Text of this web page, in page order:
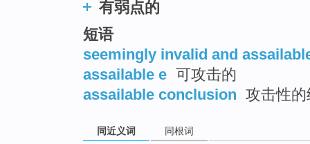
有弱点的
短语
seemingly invalid and
assailable e 可攻击的
assailable conclusion 攻击性
同近义词 同根词